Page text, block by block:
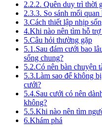
2.2.2. Quên duy trì thời
2.3.3. So sánh mối
3.Cách thiết lập nhịp
4.Khi nào nên tìm hỗ
5.Câu hỏi thường gặp
5.1.Sau đám cưới bao
sống chung?
5.2.Có nên bàn chuyện
5.3.Làm sao để không
cưới?
5.4.Sau cưới có nên
không?
5.5.Khi nào nên tìm
6.Khám phá